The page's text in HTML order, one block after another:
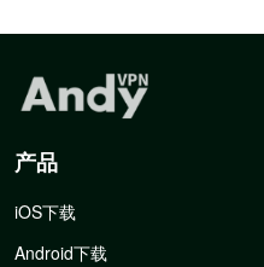
产品
iOS下载
Android下载